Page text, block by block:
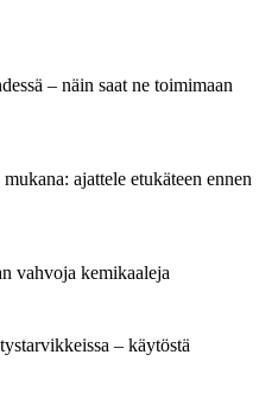
– näin saat ne toimimaan
ajattele etukäteen ennen
vahvoja kemikaaleja
– käytöstä